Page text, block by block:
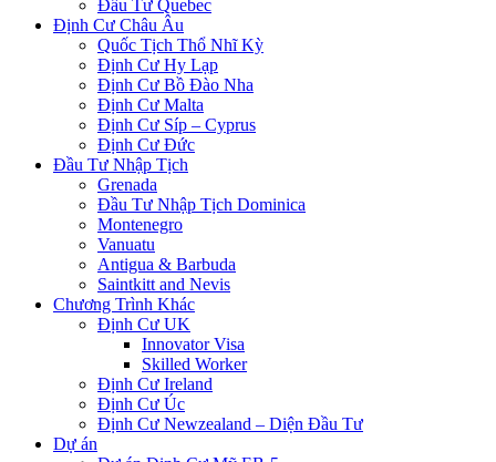
Đầu Tư Quebec
Định Cư Châu Âu
Quốc Tịch Thổ Nhĩ Kỳ
Định Cư Hy Lạp
Định Cư Bồ Đào Nha
Định Cư Malta
Định Cư Síp – Cyprus
Định Cư Đức
Đầu Tư Nhập Tịch
Grenada
Đầu Tư Nhập Tịch Dominica
Montenegro
Vanuatu
Antigua & Barbuda
Saintkitt and Nevis
Chương Trình Khác
Định Cư UK
Innovator Visa
Skilled Worker
Định Cư Ireland
Định Cư Úc
Định Cư Newzealand – Diện Đầu Tư
Dự án